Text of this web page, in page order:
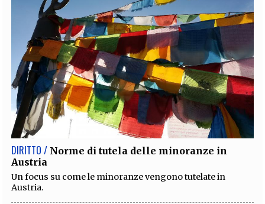
DIRITTO / Norme di tutela delle minoranze in
Austria
Un focus su come le minoranze vengono tutelate in
Austria.